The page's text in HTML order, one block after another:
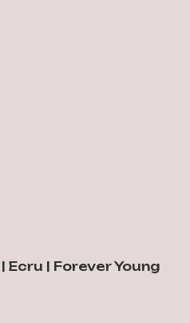
Ecru | Forever Young